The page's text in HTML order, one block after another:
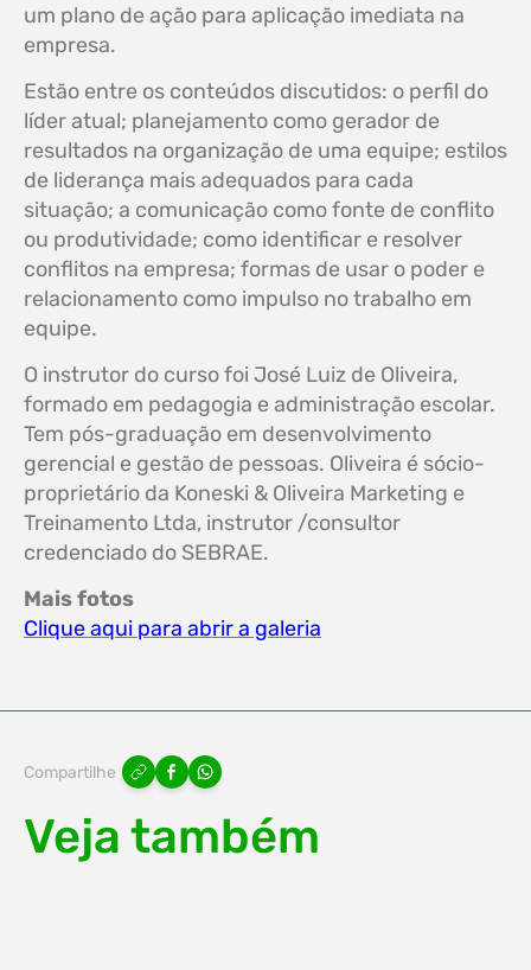
um plano de ação para aplicação imediata na
empresa.
Estão entre os conteúdos discutidos: o perfil do
líder atual; planejamento como gerador de
resultados na organização de uma equipe; estilos
de liderança mais adequados para cada
situação; a comunicação como fonte de conflito
ou produtividade; como identificar e resolver
conflitos na empresa; formas de usar o poder e
relacionamento como impulso no trabalho em
equipe.
O instrutor do curso foi José Luiz de Oliveira,
formado em pedagogia e administração escolar.
Tem pós-graduação em desenvolvimento
gerencial e gestão de pessoas. Oliveira é sócio-
proprietário da Koneski & Oliveira Marketing e
Treinamento Ltda, instrutor /consultor
credenciado do SEBRAE.
Mais fotos
Clique aqui para abrir a galeria
Compartilhe
Veja também